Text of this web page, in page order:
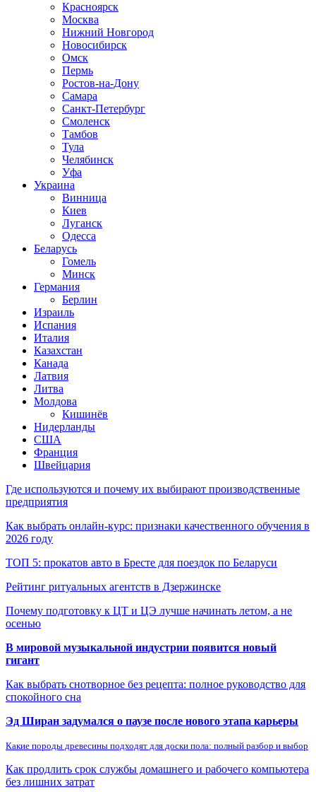
Красноярск
Москва
Нижний Новгород
Новосибирск
Омск
Пермь
Ростов-на-Дону
Самара
Санкт-Петербург
Смоленск
Тамбов
Тула
Челябинск
Уфа
Украина
Винница
Киев
Луганск
Одесса
Беларусь
Гомель
Минск
Германия
Берлин
Израиль
Испания
Италия
Казахстан
Канада
Латвия
Литва
Молдова
Кишинёв
Нидерланды
США
Франция
Швейцария
Где используются и почему их выбирают производственные
предприятия
Как выбрать онлайн-курс: признаки качественного обучения в
2026 году
ТОП 5: прокатов авто в Бресте для поездок по Беларуси
Рейтинг ритуальных агентств в Дзержинске
Почему подготовку к ЦТ и ЦЭ лучше начинать летом, а не
осенью
В мировой музыкальной индустрии появится новый
гигант
Как выбрать снотворное без рецепта: полное руководство для
спокойного сна
Эд Ширан задумался о паузе после нового этапа карьеры
Какие породы древесины подходят для доски пола: полный разбор и выбор
Как продлить срок службы домашнего и рабочего компьютера
без лишних затрат